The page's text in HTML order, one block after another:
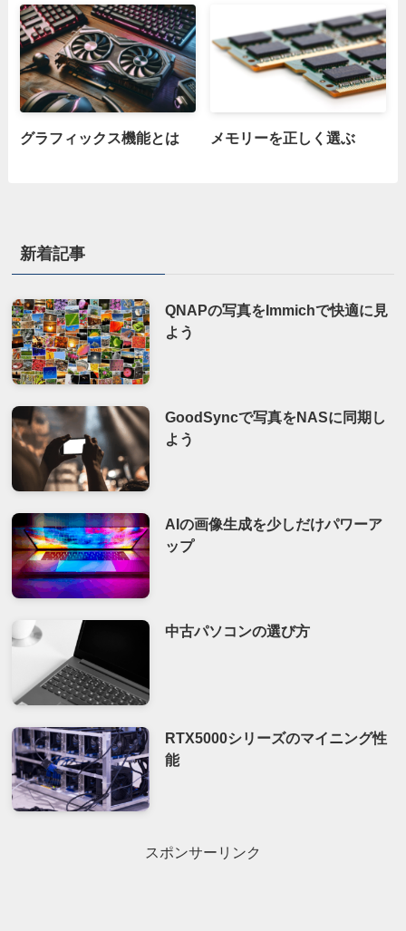
グラフィックス機能とは メモリーを正しく選ぶ
新着記事
QNAPの写真をImmichで快適に見
よう
GoodSyncで写真をNASに同期し
よう
AIの画像生成を少しだけパワーア
ップ
中古パソコンの選び方
RTX5000シリーズのマイニング性
能
スポンサーリンク